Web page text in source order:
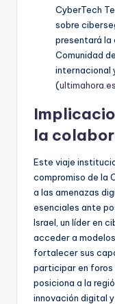
CyberTech
sobre
presentará la
Comunidad
internacional
(ultimahora.es
la
Este viaje
compromiso de la
a las amenazas
esenciales ante
Israel, un líder en
acceder a
fortalecer sus
participar en foros
posiciona a la
innovación digital